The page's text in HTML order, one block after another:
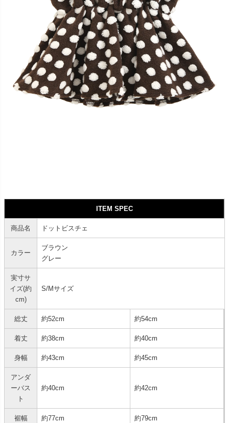
ITEM SPEC
商品名 ドットビスチェ
カラー
ブラウン
グレー
実寸サ
イズ(約
cm)
S/Mサイズ
総丈 約52cm 約54cm
着丈 約38cm 約40cm
身幅 約43cm 約45cm
アンダ
ーバス
ト
約40cm 約42cm
裾幅 約77cm 約79cm